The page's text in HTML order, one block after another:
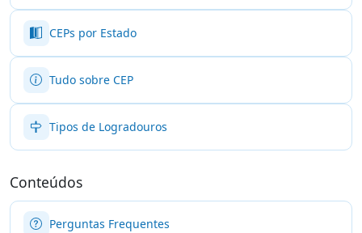
CEPs por Estado
Tudo sobre CEP
Tipos de Logradouros
Conteúdos
Perguntas Frequentes